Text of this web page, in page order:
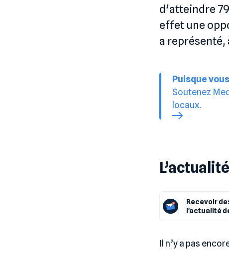
d’atteindre
effet une
a représenté,
Puisque
Soutenez
locaux.
Recevoir
l'actualité
Il n’y a pas